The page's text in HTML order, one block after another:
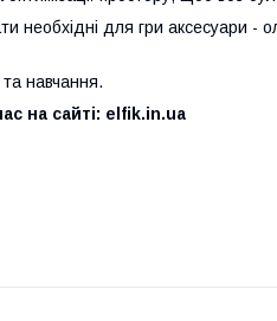
необхідні для гри аксесуари -
та навчання.
на сайті: elfik.in.ua